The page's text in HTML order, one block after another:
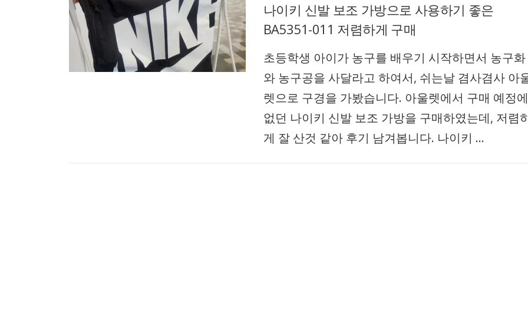
나이키 신발 보조 가방으로 사용하기 좋은
BA5351-011 저렴하게 구매
초등학생 아이가 농구를 배우기 시작하면서 농구화
와 농구공을 사달라고 하여서, 쉬는날 겸사겸사 아
렛으로 구경을 가봤습니다. 아울렛에서 구매 예정에
없던 나이키 신발 보조 가방을 구매하였는데, 저렴
게 잘 산것 같아 후기 남겨봅니다. 나이키 …